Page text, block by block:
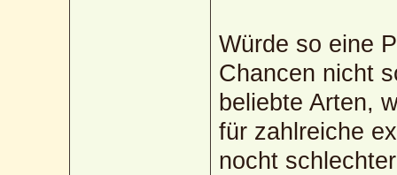
Würde so eine
Chancen nicht
beliebte Arten,
für zahlreiche
nocht